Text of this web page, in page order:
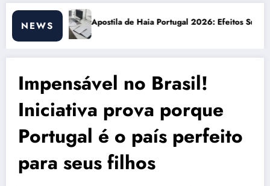
NEWS
Portugal 2026: Efeitos Surpreendentes e OportunidadesCusto de vida
Impensável no Brasil!
Iniciativa prova porque
Portugal é o país perfeito
para seus filhos